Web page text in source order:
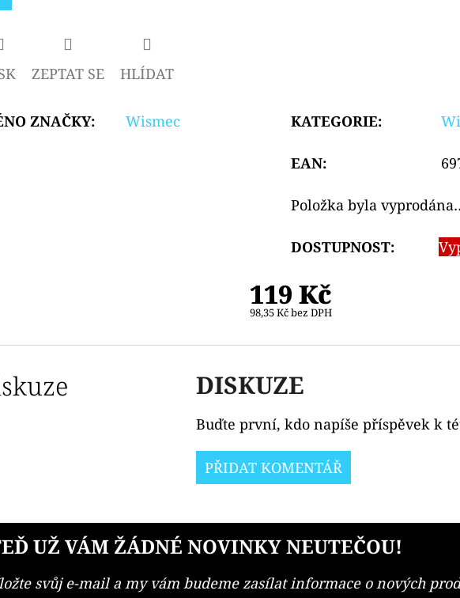
ZEPTAT SE HLÍDAT
ZNAČKY: Wismec KATEGORIE:
EAN:
Položka byla
DOSTUPNOST:
119 Kč
98,35 Kč bez DPH
DISKUZE
Buďte první, kdo napíše příspěvek k
PŘIDAT KOMENTÁŘ
UŽ VÁM ŽÁDNÉ NOVINKY NEUTEČOU!
svůj e-mail a my vám budeme zasílat informace o nových